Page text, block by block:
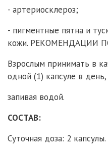
- артериосклероз;
- пигментные пятна и
кожи. РЕКОМЕНДАЦИИ
Взрослым принимать в
одной (1) капсуле в день,
запивая водой.
СОСТАВ:
Суточная доза: 2 капсулы.